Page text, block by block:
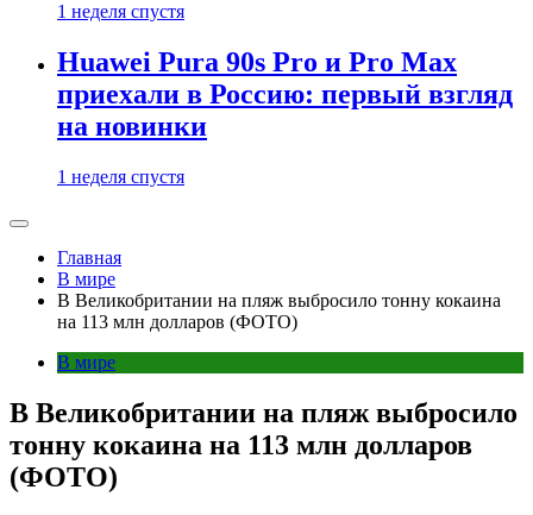
1 неделя спустя
Huawei Pura 90s Pro и Pro Max
приехали в Россию: первый взгляд
на новинки
1 неделя спустя
Главная
В мире
В Великобритании на пляж выбросило тонну кокаина
на 113 млн долларов (ФОТО)
В мире
В Великобритании на пляж выбросило
тонну кокаина на 113 млн долларов
(ФОТО)